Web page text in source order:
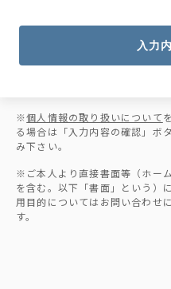
入力
※個人情報の取り扱いについて
る場合は「入力内容の確認」ボ
み下さい。
※ご本人より直接書面等（ホー
を含む。以下「書面」という）
用目的についてはお問い合わせ
す。